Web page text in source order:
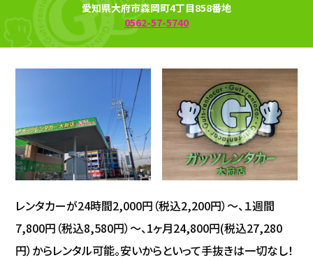
愛知県大府市森岡町4丁目858番地
0562-57-5740
レンタカーが24時間2,000円（税込2,200円）～、１週間
7,800円（税込8,580円）～、1ヶ月24,800円(税込27,280
円）からレンタル可能。安いからといって手抜きは一切なし！